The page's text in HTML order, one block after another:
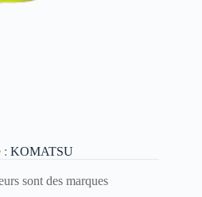
: KOMATSU
sont des marques